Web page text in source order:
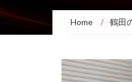
Home / 鶴田